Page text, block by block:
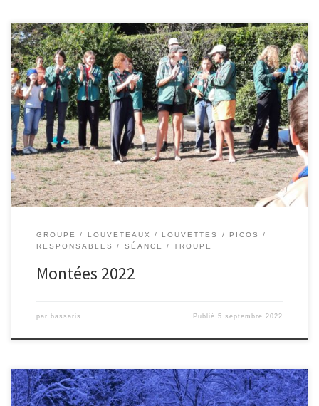
GROUPE LOUVETEAUX LOUVETTES
PICOS
RESPONSABLES
SÉANCE TROUPE
Montées 2022
par bassaris Publié5 septembre 2022